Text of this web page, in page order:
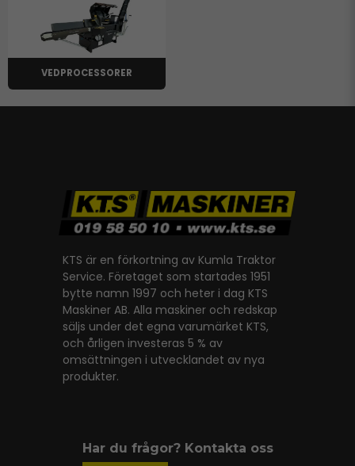
för dina behov.
VEDPROCESSORER
KTS är en förkortning av Kumla Traktor
Service. Företaget som startades 1951
bytte namn 1997 och heter i dag KTS
Maskiner AB. Alla maskiner och redskap
säljs under det egna varumärket KTS,
och årligen investeras 5 % av
omsättningen i utvecklandet av nya
produkter.
Har du frågor? Kontakta oss